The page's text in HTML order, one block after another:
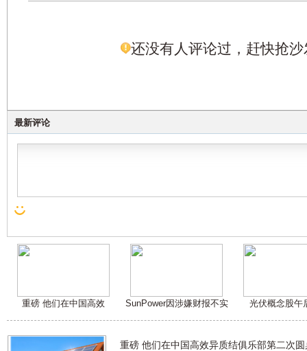
还没有人评论过，赶快抢沙
最新评论
重磅 他们在中国高效 SunPower因涉嫌财报不实 光伏概念股午
重磅 他们在中国高效异质结俱乐部第二次